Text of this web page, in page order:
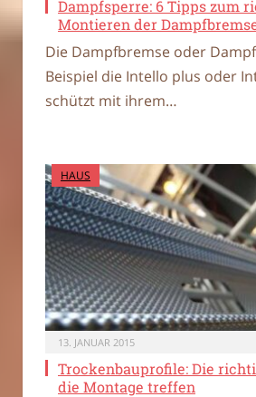
Dampfsperre: 6 Tipps zum
Montieren der
Die Dampfbremse oder
Beispiel die Intello plus oder
schützt mit ihrem…
HAUS
13. JANUAR 2015
Trockenbauprofile: Die
die Montage treffen